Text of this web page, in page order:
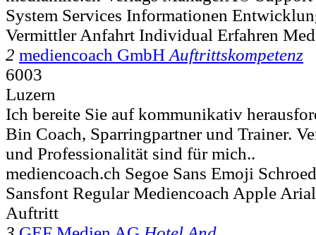
System Services Informationen
Vermittler Anfahrt Individual Erfahren
2 mediencoach GmbH Auftrittskompetenz
6003
Luzern
Ich bereite Sie auf kommunikativ
Bin Coach, Sparringpartner und Trainer.
und Professionalität sind für mich..
mediencoach.ch Segoe Sans Emoji
Sansfont Regular Mediencoach Apple
Auftritt